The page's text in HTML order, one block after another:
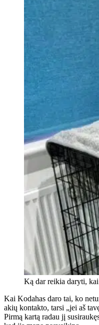
Ką dar reikia daryti, kai
Kai Kodahas daro tai, ko
akių kontakto, tarsi „jei aš
Pirmą kartą radau jį